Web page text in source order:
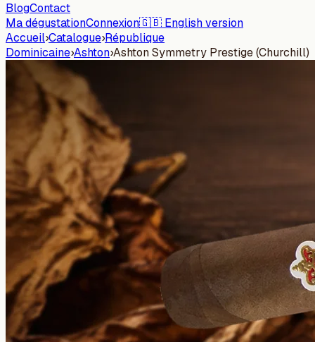
BlogContact
Ma dégustationConnexion🇬🇧 English version
Accueil›Catalogue›République
Dominicaine›Ashton›Ashton Symmetry Prestige (Churchill)